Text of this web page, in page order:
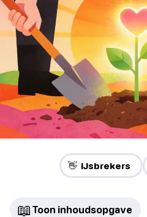
👋 IJsbrekers
📖 Toon inhoudsopgave